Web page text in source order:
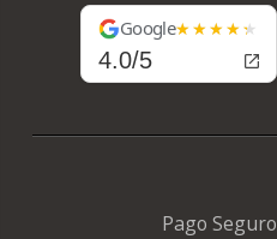
Google
4.0/5
Pago Seguro